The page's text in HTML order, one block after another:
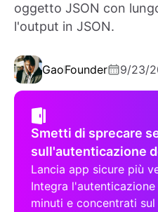
oggetto JSON con
l'output in JSON.
GaoFounder 9/23/
Smetti di sprecare
sull'autenticazione
Lancia app sicure più
Integra
minuti e concentrati